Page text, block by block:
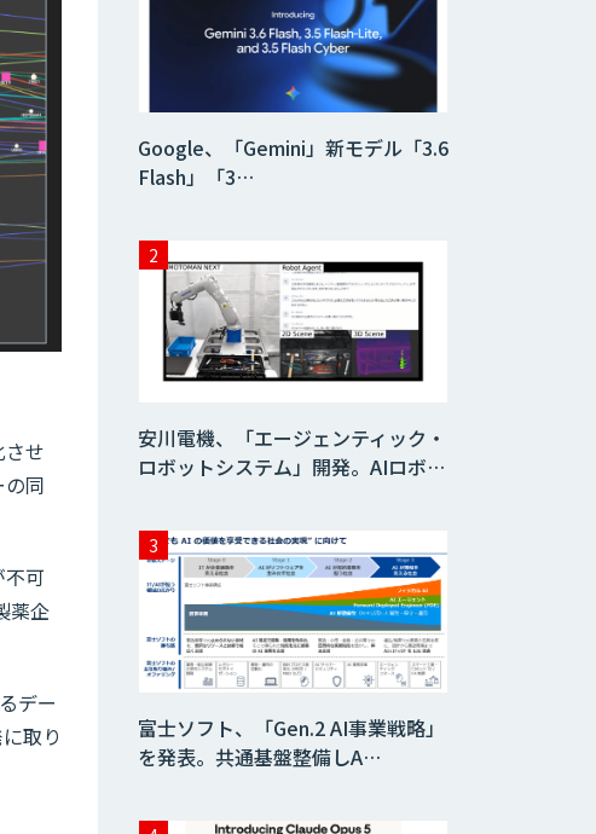
せ
同
不可
薬企
デー
取り
Google、「Gemini」新モデル「3.6
Flash」「3…
安川電機、「エージェンティック・
ロボットシステム」開発。AIロボ…
富士ソフト、「Gen.2 AI事業戦略」
を発表。共通基盤整備しA…